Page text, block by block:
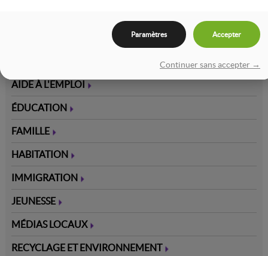
AIDE À L'EMPLOI
ÉDUCATION
FAMILLE
HABITATION
IMMIGRATION
JEUNESSE
MÉDIAS LOCAUX
RECYCLAGE ET ENVIRONNEMENT
Paramètres Accepter
Continuer sans accepter →